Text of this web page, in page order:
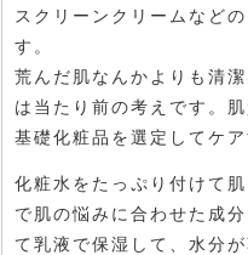
スクリーンクリームなど
す。
荒んだ肌なんかよりも清
は当たり前の考えです。
基礎化粧品を選定してケ
化粧水をたっぷり付けて
で肌の悩みに合わせた成
て乳液で保湿して、水分